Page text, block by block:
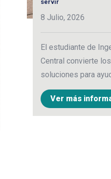
servir
8 Julio, 2026
El estudiante de
Central convierte
soluciones para
Ver más